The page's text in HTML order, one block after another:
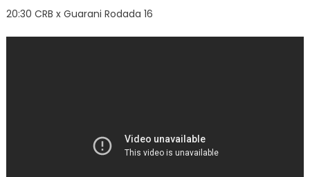
20:30 CRB x Guarani Rodada 16